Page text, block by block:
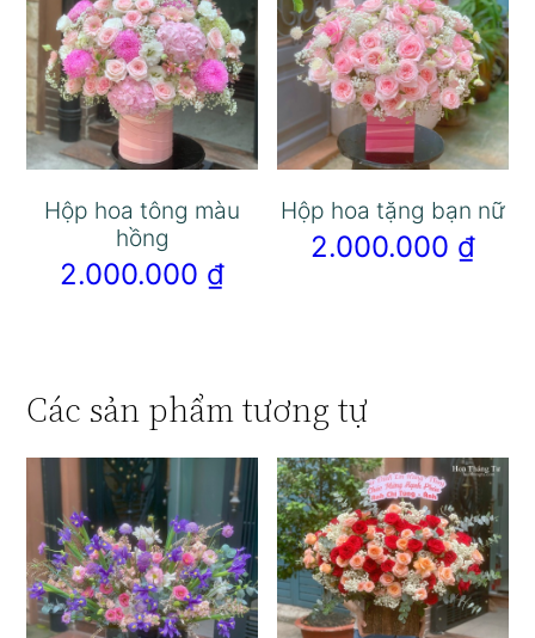
Hộp hoa tông màu
hồng
2.000.000 ₫
Hộp hoa tặng bạn nữ
2.000.000 ₫
Các sản phẩm tương tự